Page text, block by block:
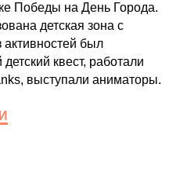
Победы на День Города.
детская зона с
активностей был
квест, работали
выступали аниматоры.